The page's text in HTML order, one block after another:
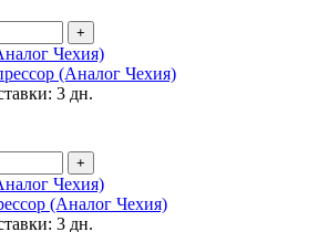
+
(Аналог Чехия)
3 дн.
+
(Аналог Чехия)
3 дн.